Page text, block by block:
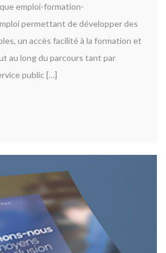
emploi-formation-
permettant de développer des
un accès facilité à la formation et
au long du parcours tant par
public […]